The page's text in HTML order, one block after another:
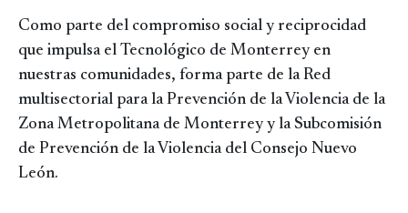
Como parte del compromiso social y reciprocidad
que impulsa el Tecnológico de Monterrey en
nuestras comunidades, forma parte de la Red
multisectorial para la Prevención de la Violencia de la
Zona Metropolitana de Monterrey y la Subcomisión
de Prevención de la Violencia del Consejo Nuevo
León.